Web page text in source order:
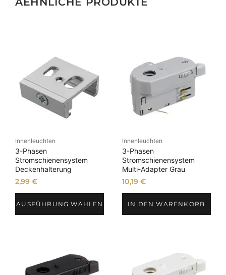
Innenleuchten
3-Phasen
Stromschienensystem
Deckenhalterung
2,99€
AUSFÜHRUNG WÄHLEN
Innenleuchten
3-Phasen
Stromschienensystem
Multi-Adapter Grau
10,19 €
IN DEN WARENKORB